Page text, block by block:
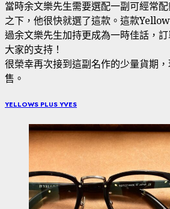
當時余文樂先生需要選配一副可經常
之下，他很快就選了這款。這款
過余文樂先生加持更成為一時佳話，
大家的支持！
很榮幸再次接到這副名作的少量貨期
售。
YELLOWS PLUS YVES